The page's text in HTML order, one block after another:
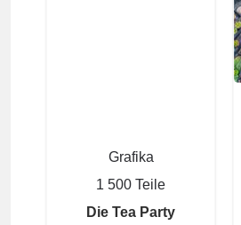
Grafika
1 500 Teile
Die Tea Party